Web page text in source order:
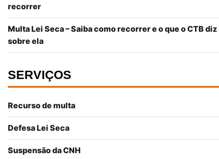
recorrer
Multa Lei Seca – Saiba como recorrer e o que o CTB diz
sobre ela
SERVIÇOS
Recurso de multa
Defesa Lei Seca
Suspensão da CNH